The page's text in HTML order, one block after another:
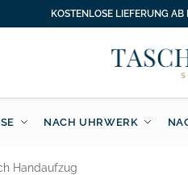
KOSTENLOSE LIEFERUNG
NACH UHRWERK
Handaufzug